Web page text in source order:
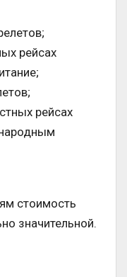
рейсах
рейсах
стоимость
значительной.